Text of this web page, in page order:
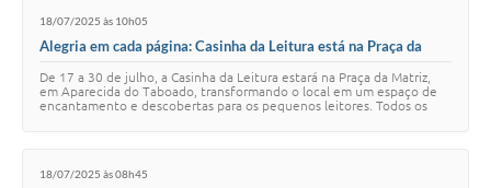
18/07/2025 às 10h05
Alegria em cada página: Casinha da Leitura está na Praça da
De 17 a 30 de julho, a Casinha da Leitura estará na Praça da Matriz,
em Aparecida do Taboado, transformando o local em um espaço de
encantamento e descobertas para os pequenos leitores. Todos os
18/07/2025 às 08h45